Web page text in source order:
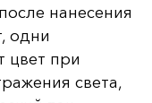
нанесения
одни
цвет при
света,